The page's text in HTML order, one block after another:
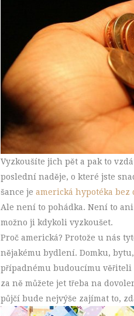
Vyzkoušíte jich pět a pak to
poslední naděje, o které jste
šance je americká hypotéka bez
Ale není to pohádka. Není to
možno ji kdykoli vyzkoušet.
Proč americká? Protože u nás
nějakému bydlení. Domku,
případnému budoucímu věřiteli
za ně můžete jet třeba na
půjčí bude nejvýše zajímat to,